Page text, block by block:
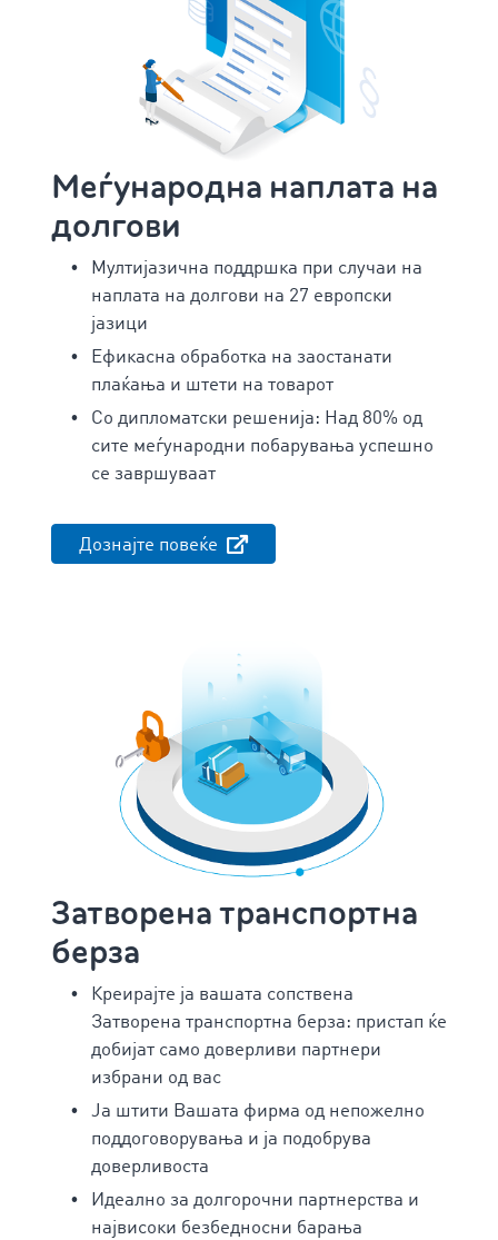
Меѓународна наплата на
долгови
Мултијазична поддршка при случаи на
наплата на долгови на 27 европски
јазици
Ефикасна обработка на заостанати
плаќања и штети на товарот
Со дипломатски решенија: Над 80% од
сите меѓународни побарувања успешно
се завршуваат
Дознајте повеќе
Затворена транспортна
берза
Креирајте ја вашата сопствена
Затворена транспортна берза: пристап ќе
добијат само доверливи партнери
избрани од вас
Ја штити Вашата фирма од непожелно
поддоговорувања и ја подобрува
доверливоста
Идеално за долгорочни партнерства и
највисоки безбедносни барања